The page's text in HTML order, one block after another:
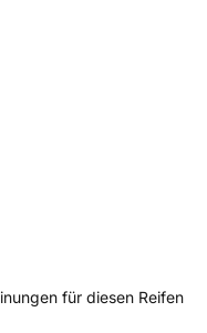
für diesen Reifen